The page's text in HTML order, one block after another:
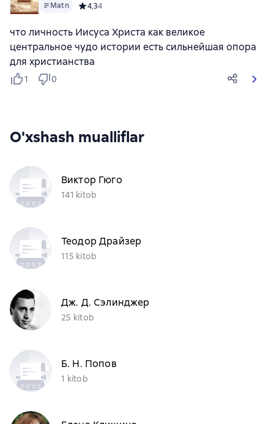
достоинстве характера, жизни и дел его со
Matn Средний рейтинг 4,3 на основе 4 оценок
4,34
что личность Иисуса Христа как великое
центральное чудо истории есть сильнейшая опора
для христианства
1 0
O'xshash mualliflar
Виктор Гюго
141 kitob
Теодор Драйзер
115 kitob
Дж. Д. Сэлинджер
25 kitob
Б. Н. Попов
1 kitob